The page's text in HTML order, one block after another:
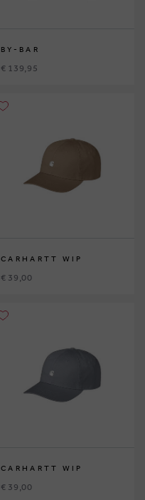
BY-BAR
€ 139,95
CARHARTT WIP
€ 39,00
CARHARTT WIP
€ 39,00